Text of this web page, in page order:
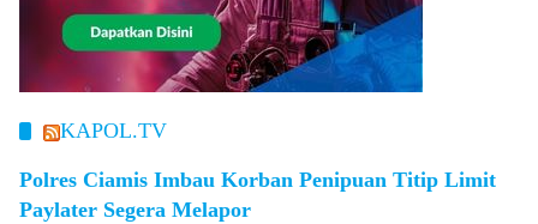
KAPOL.TV
Polres Ciamis Imbau Korban Penipuan Titip Limit
Paylater Segera Melapor